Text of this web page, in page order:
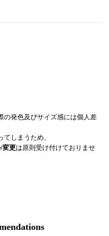
の発色及びサイズ感には個人差
しまうため、
変更は原則受け付けておりませ